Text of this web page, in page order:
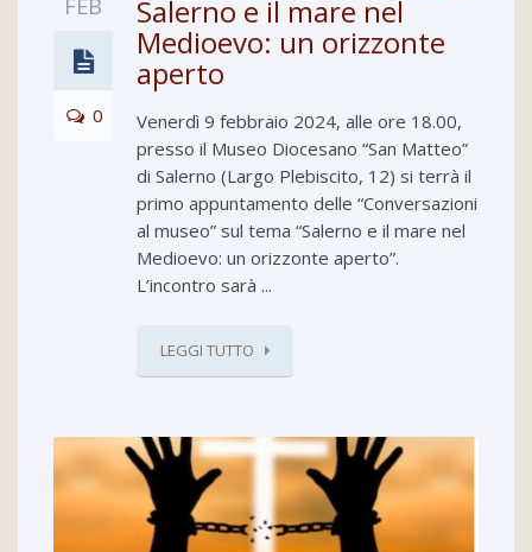
FEB
0
Salerno e il mare nel
Medioevo: un orizzonte
aperto
Venerdì 9 febbraio 2024, alle ore 18.00,
presso il Museo Diocesano “San Matteo”
di Salerno (Largo Plebiscito, 12) si terrà il
primo appuntamento delle “Conversazioni
al museo” sul tema “Salerno e il mare nel
Medioevo: un orizzonte aperto”.
L’incontro sarà ...
LEGGI TUTTO